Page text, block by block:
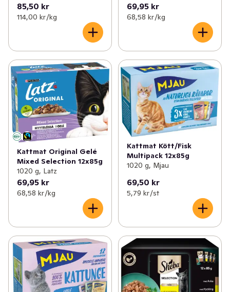
85,50 kr
114,00 kr /kg
69,95 kr
68,58 kr /kg
Kattmat Original Gelé
Mixed Selection 12x85g
1020 g, Latz
69,95 kr
68,58 kr /kg
Kattmat Kött/Fisk
Multipack 12x85g
1020 g, Mjau
69,50 kr
5,79 kr /st